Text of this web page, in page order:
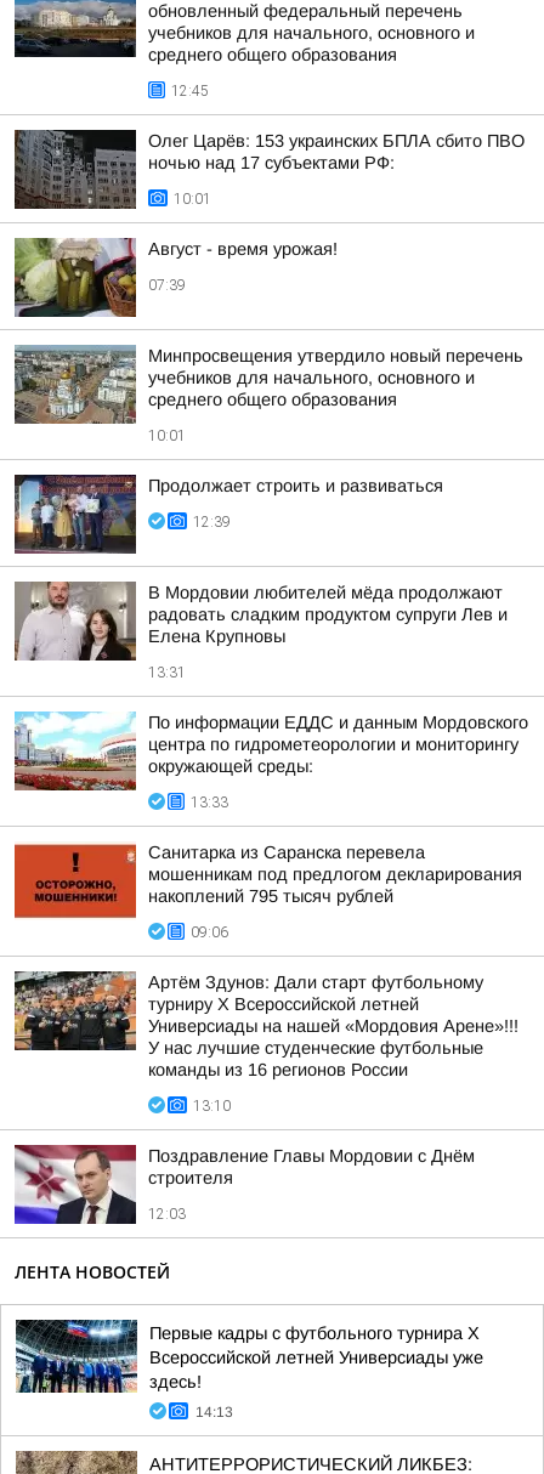
обновленный федеральный перечень
учебников для начального, основного и
среднего общего образования
12:45
Олег Царёв: 153 украинских БПЛА сбито ПВО
ночью над 17 субъектами РФ:
10:01
Август - время урожая!
07:39
Минпросвещения утвердило новый перечень
учебников для начального, основного и
среднего общего образования
10:01
Продолжает строить и развиваться
12:39
В Мордовии любителей мёда продолжают
радовать сладким продуктом супруги Лев и
Елена Крупновы
13:31
По информации ЕДДС и данным Мордовского
центра по гидрометеорологии и мониторингу
окружающей среды:
13:33
Санитарка из Саранска перевела
мошенникам под предлогом декларирования
накоплений 795 тысяч рублей
09:06
Артём Здунов: Дали старт футбольному
турниру Х Всероссийской летней
Универсиады на нашей «Мордовия Арене»!!!
У нас лучшие студенческие футбольные
команды из 16 регионов России
13:10
Поздравление Главы Мордовии с Днём
строителя
12:03
ЛЕНТА НОВОСТЕЙ
Первые кадры с футбольного турнира X
Всероссийской летней Универсиады уже
здесь!
14:13
АНТИТЕРРОРИСТИЧЕСКИЙ ЛИКБЕЗ: